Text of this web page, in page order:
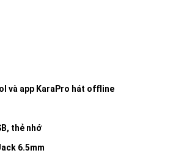
và app KaraPro hát offline
thẻ nhớ
6.5mm